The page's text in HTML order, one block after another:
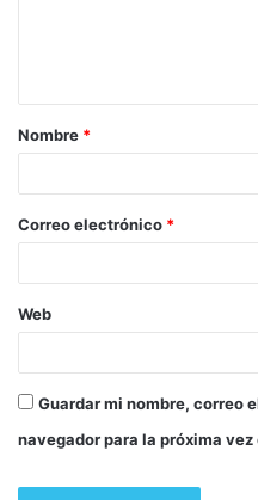
Nombre *
Correo electrónico *
Web
Guardar mi nombre, correo
navegador para la próxima